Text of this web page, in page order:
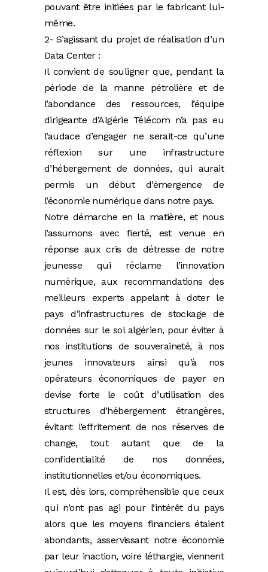
pouvant être initiées par le fabricant lui-
même.
2- S’agissant du projet de réalisation d’un
Data Center :
Il convient de souligner que, pendant la
période de la manne pétrolière et de
l’abondance des ressources, l’équipe
dirigeante d’Algérie Télécom n’a pas eu
l’audace d’engager ne serait-ce qu’une
réflexion sur une infrastructure
d’hébergement de données, qui aurait
permis un début d’émergence de
l’économie numérique dans notre pays.
Notre démarche en la matière, et nous
l’assumons avec fierté, est venue en
réponse aux cris de détresse de notre
jeunesse qui réclame l’innovation
numérique, aux recommandations des
meilleurs experts appelant à doter le
pays d’infrastructures de stockage de
données sur le sol algérien, pour éviter à
nos institutions de souveraineté, à nos
jeunes innovateurs ainsi qu’à nos
opérateurs économiques de payer en
devise forte le coût d’utilisation des
structures d’hébergement étrangères,
évitant l’effritement de nos réserves de
change, tout autant que de la
confidentialité de nos données,
institutionnelles et/ou économiques.
Il est, dès lors, compréhensible que ceux
qui n’ont pas agi pour l’intérêt du pays
alors que les moyens financiers étaient
abondants, asservissant notre économie
par leur inaction, voire léthargie, viennent